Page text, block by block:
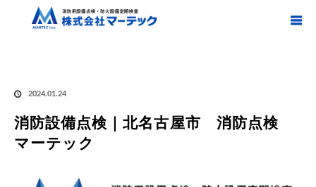
ブログ
消防設備点検｜北名古屋市 消防点検 マーテック 消防設備
2024.01.24
消防設備点検｜北名古屋市 消防点検
マーテック